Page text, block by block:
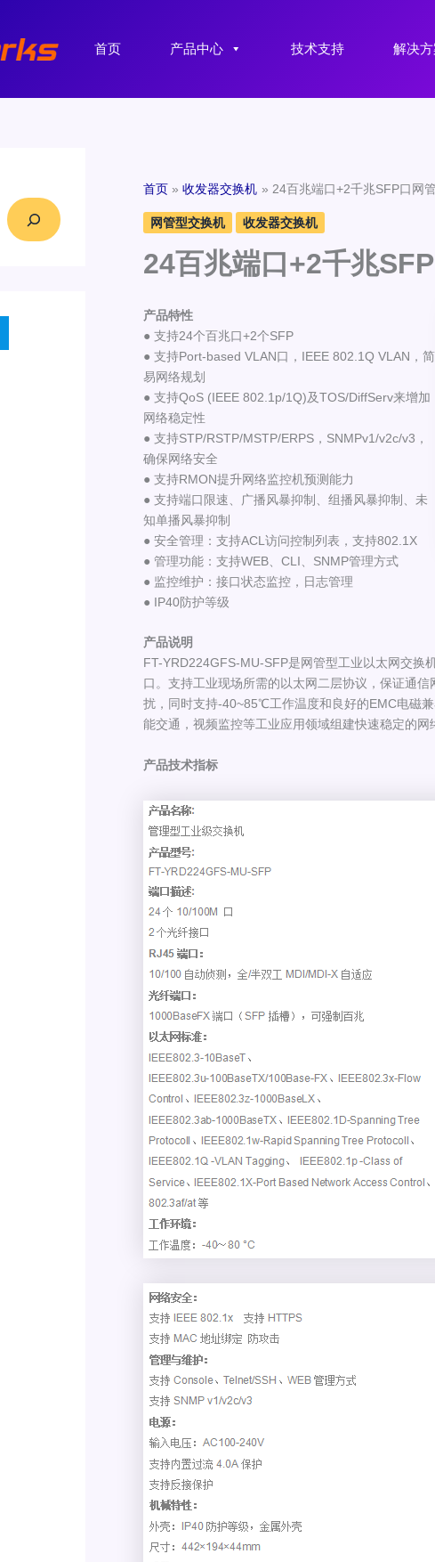
首页 产品中心 技术支持 解决
首页 收发器交换机 24百兆端口+2千兆SFP口网
网管型交换机 收发器交换机
24百兆端口+2千兆
产品特性
● 支持24个百兆口+2个SFP
● 支持Port-based VLAN口，IEEE 802.1Q VLAN，简
易网络规划
● 支持QoS (IEEE 802.1p/1Q)及TOS/DiffServ来增加
网络稳定性
● 支持STP/RSTP/MSTP/ERPS，SNMPv1/v2c/v3，
确保网络安全
● 支持RMON提升网络监控机预测能力
● 支持端口限速、广播风暴抑制、组播风暴抑制、未
知单播风暴抑制
● 安全管理：支持ACL访问控制列表，支持802.1X
● 管理功能：支持WEB、CLI、SNMP管理方式
● 监控维护：接口状态监控，日志管理
● IP40防护等级
产品说明
FT-YRD224GFS-MU-SFP是网管型工业以太网交换
口。支持工业现场所需的以太网二层协议，保证通
扰，同时支持-40~85℃工作温度和良好的EMC电磁
能交通，视频监控等工业应用领域组建快速稳定的网
产品技术指标